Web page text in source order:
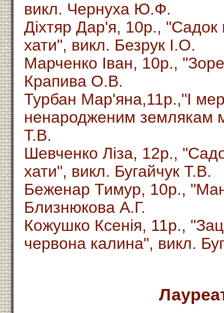
викл. Чернуха Ю.Ф.
Діхтяр Дар'я, 10р.,
хати", викл. Безрук І.О.
Марченко Іван, 10р.,
Крапива О.В.
Турбан Мар'яна,11р.,"І
ненародженим землякам
Т.В.
Шевченко Ліза, 12р.,
хати", викл. Бугайчук Т.В.
Беженар Тимур, 10р.,
Близнюкова А.Г.
Кожушко Ксенія, 11р.,
червона калина", викл.